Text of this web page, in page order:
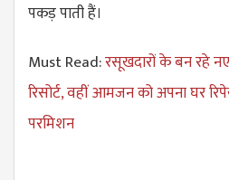
पकड़ पाती हैं।
Must Read:रसूखदारों के बन रहे
रिसोर्ट, वहीं आमजन को अपना घर
परमिशन